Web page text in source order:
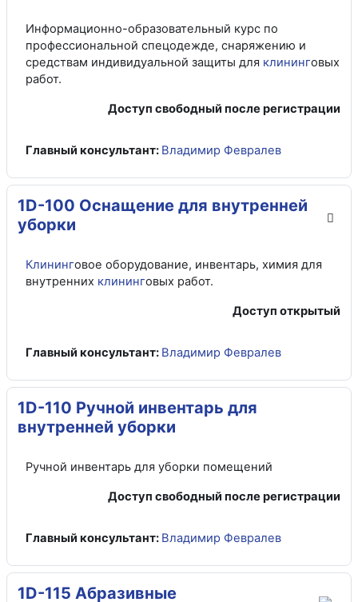
Информационно-образовательный курс по
профессиональной спецодежде, снаряжению и
средствам индивидуальной защиты для клининговых
работ.
Доступ свободный после регистрации
Главный консультант: Владимир Февралев
1D-100 Оснащение для внутренней
уборки
Клининговое оборудование, инвентарь, химия для
внутренних клининговых работ.
Доступ открытый
Главный консультант: Владимир Февралев
1D-110 Ручной инвентарь для
внутренней уборки
Ручной инвентарь для уборки помещений
Доступ свободный после регистрации
Главный консультант: Владимир Февралев
1D-115 Абразивные